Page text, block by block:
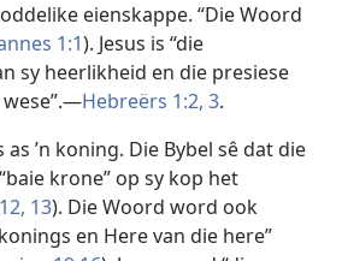
eienskappe. “Die Woord
1:1). Jesus is “die
sy heerlikheid en die presiese
Hebreërs 1:2, 3.
’n koning. Die Bybel sê dat die
krone” op sy kop het
13). Die Woord word ook
en Here van die here”